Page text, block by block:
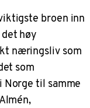
broen inn
høy
næringsliv som
som
Norge til samme